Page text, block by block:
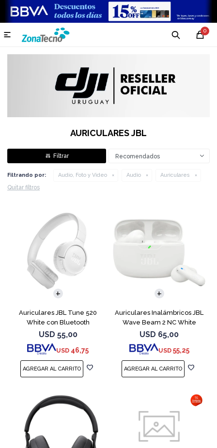
0

AURICULARES JBL
Recomendados
Filtrando por: Audio, Foto y Video Audio Auriculares
Quitar filtros
Auriculares JBL Tune 520
White con Bluetooth
USD 55,00
USD 46,75
Auriculares Inalámbricos JBL
Wave Beam 2 NC White
USD 65,00
USD 55,25